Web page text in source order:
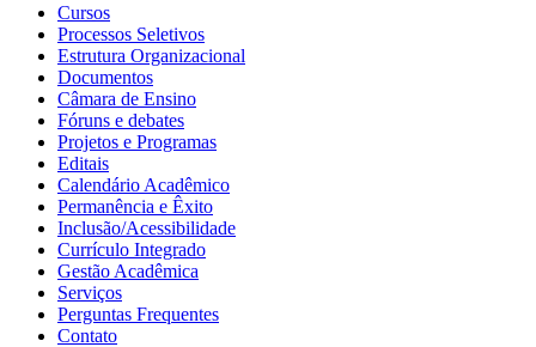
Cursos
Processos Seletivos
Estrutura Organizacional
Documentos
Câmara de Ensino
Fóruns e debates
Projetos e Programas
Editais
Calendário Acadêmico
Permanência e Êxito
Inclusão/Acessibilidade
Currículo Integrado
Gestão Acadêmica
Serviços
Perguntas Frequentes
Contato